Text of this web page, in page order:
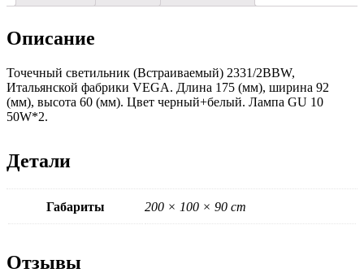
Описание
Точечный светильник (Встраиваемый) 2331/2BBW,
Итальянской фабрики VEGA. Длина 175 (мм), ширина 92
(мм), высота 60 (мм). Цвет черный+белый. Лампа GU 10
50W*2.
Детали
Габариты 200 × 100 × 90 cm
Отзывы